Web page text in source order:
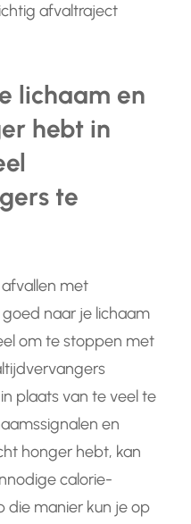
afvaltraject
lichaam en
hebt in
te
met
naar je lichaam
om te stoppen met
plaats van te veel te
en
honger hebt, kan
calorie-
die manier kun je op